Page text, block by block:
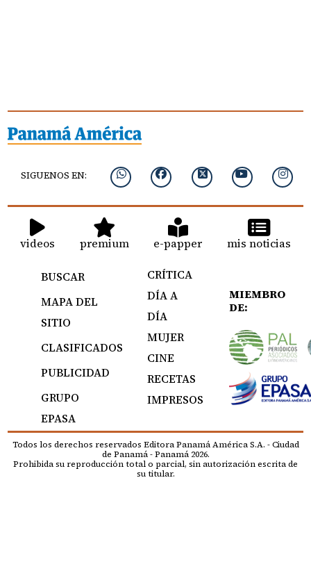
SIGUENOS EN:
videos premium e-papper mis noticias
BUSCAR
MAPA DEL
SITIO
CLASIFICADOS
PUBLICIDAD
GRUPO
EPASA
CRÍTICA
DÍA A
DÍA
MUJER
CINE
RECETAS
IMPRESOS
MIEMBRO
DE:
Todos los derechos reservados Editora Panamá América S.A. - Ciudad
de Panamá - Panamá 2026.
Prohibida su reproducción total o parcial, sin autorización escrita de
su titular.